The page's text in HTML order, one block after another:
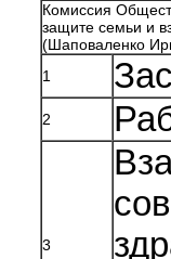
Комиссия
защите семьи и
(Шаповаленко
1
2
3